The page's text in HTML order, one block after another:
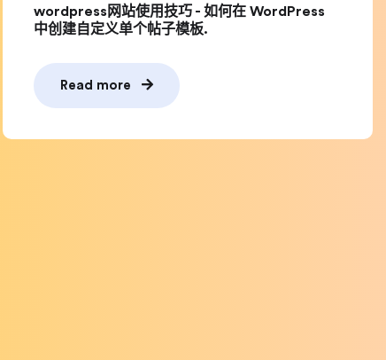
wordpress网站使用技巧 - 如何在 WordPress
中创建自定义单个帖子模板.
Read more